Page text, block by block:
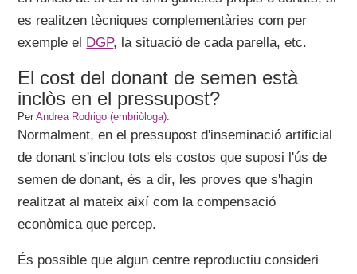
es realitzen tècniques complementàries com per
exemple el
DGP, la situació de cada parella, etc.
El cost del donant de semen està
inclòs en el pressupost?
PerAndrea Rodrigo (embriòloga).
Normalment, en el pressupost d'inseminació artificial
de donant s'inclou tots els costos que suposi l'ús de
semen de donant, és a dir, les proves que s'hagin
realitzat al mateix així com la compensació
econòmica que percep.
És possible que algun centre reproductiu consideri